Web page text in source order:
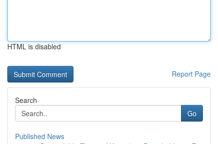
HTML is disabled
Report Page
Search
Go
Published News